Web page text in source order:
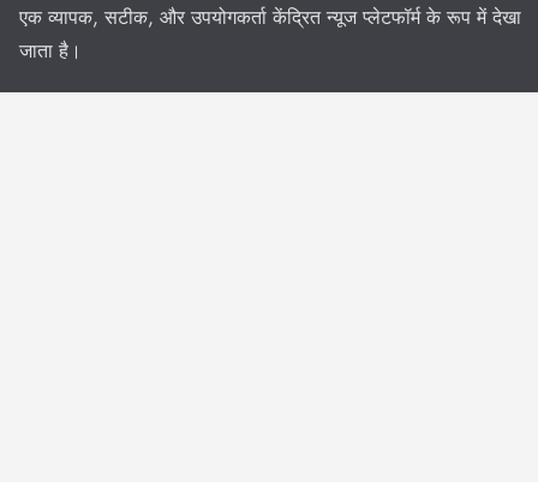
एक व्यापक, सटीक, और उपयोगकर्ता केंद्रित न्यूज प्लेटफॉर्म के रूप में देखा
जाता है।